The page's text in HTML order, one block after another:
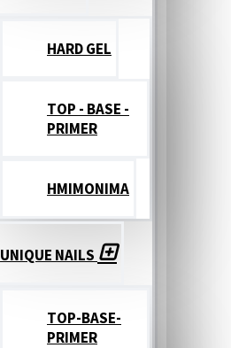
HARD GEL
TOP - BASE -
PRIMER
ΗΜΙΜΟΝΙΜΑ
UNIQUE NAILS
TOP-BASE-
PRIMER